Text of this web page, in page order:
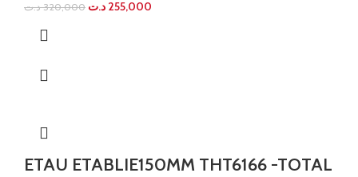
320,000 د.ت 255,000 د.ت
ETAU ETABLIE150MM THT6166 -TOTAL